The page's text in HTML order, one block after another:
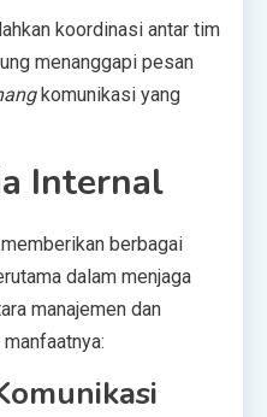
koordinasi antar tim
menanggapi pesan
komunikasi yang
Internal
berbagai
dalam menjaga
manajemen dan